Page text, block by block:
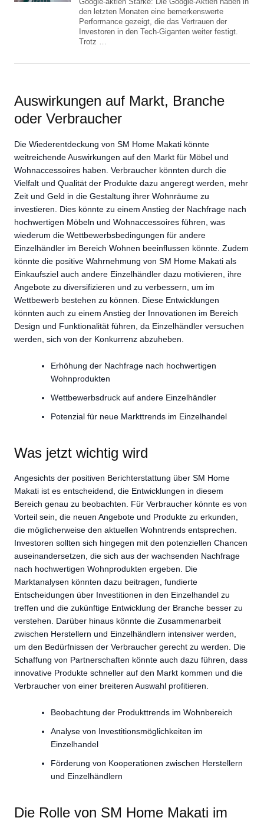
den letzten Monaten eine bemerkenswerte
Performance gezeigt, die das Vertrauen der
Investoren in den Tech-Giganten weiter festigt.
Trotz …
Auswirkungen auf Markt, Branche
oder Verbraucher
Die Wiederentdeckung von SM Home Makati könnte
weitreichende Auswirkungen auf den Markt für Möbel und
Wohnaccessoires haben. Verbraucher könnten durch die
Vielfalt und Qualität der Produkte dazu angeregt werden, mehr
Zeit und Geld in die Gestaltung ihrer Wohnräume zu
investieren. Dies könnte zu einem Anstieg der Nachfrage nach
hochwertigen Möbeln und Wohnaccessoires führen, was
wiederum die Wettbewerbsbedingungen für andere
Einzelhändler im Bereich Wohnen beeinflussen könnte. Zudem
könnte die positive Wahrnehmung von SM Home Makati als
Einkaufsziel auch andere Einzelhändler dazu motivieren, ihre
Angebote zu diversifizieren und zu verbessern, um im
Wettbewerb bestehen zu können. Diese Entwicklungen
könnten auch zu einem Anstieg der Innovationen im Bereich
Design und Funktionalität führen, da Einzelhändler versuchen
werden, sich von der Konkurrenz abzuheben.
Erhöhung der Nachfrage nach hochwertigen
Wohnprodukten
Wettbewerbsdruck auf andere Einzelhändler
Potenzial für neue Markttrends im Einzelhandel
Was jetzt wichtig wird
Angesichts der positiven Berichterstattung über SM Home
Makati ist es entscheidend, die Entwicklungen in diesem
Bereich genau zu beobachten. Für Verbraucher könnte es von
Vorteil sein, die neuen Angebote und Produkte zu erkunden,
die möglicherweise den aktuellen Wohntrends entsprechen.
Investoren sollten sich hingegen mit den potenziellen Chancen
auseinandersetzen, die sich aus der wachsenden Nachfrage
nach hochwertigen Wohnprodukten ergeben. Die
Marktanalysen könnten dazu beitragen, fundierte
Entscheidungen über Investitionen in den Einzelhandel zu
treffen und die zukünftige Entwicklung der Branche besser zu
verstehen. Darüber hinaus könnte die Zusammenarbeit
zwischen Herstellern und Einzelhändlern intensiver werden,
um den Bedürfnissen der Verbraucher gerecht zu werden. Die
Schaffung von Partnerschaften könnte auch dazu führen, dass
innovative Produkte schneller auf den Markt kommen und die
Verbraucher von einer breiteren Auswahl profitieren.
Beobachtung der Produkttrends im Wohnbereich
Analyse von Investitionsmöglichkeiten im
Einzelhandel
Förderung von Kooperationen zwischen Herstellern
und Einzelhändlern
Die Rolle von SM Home Makati im